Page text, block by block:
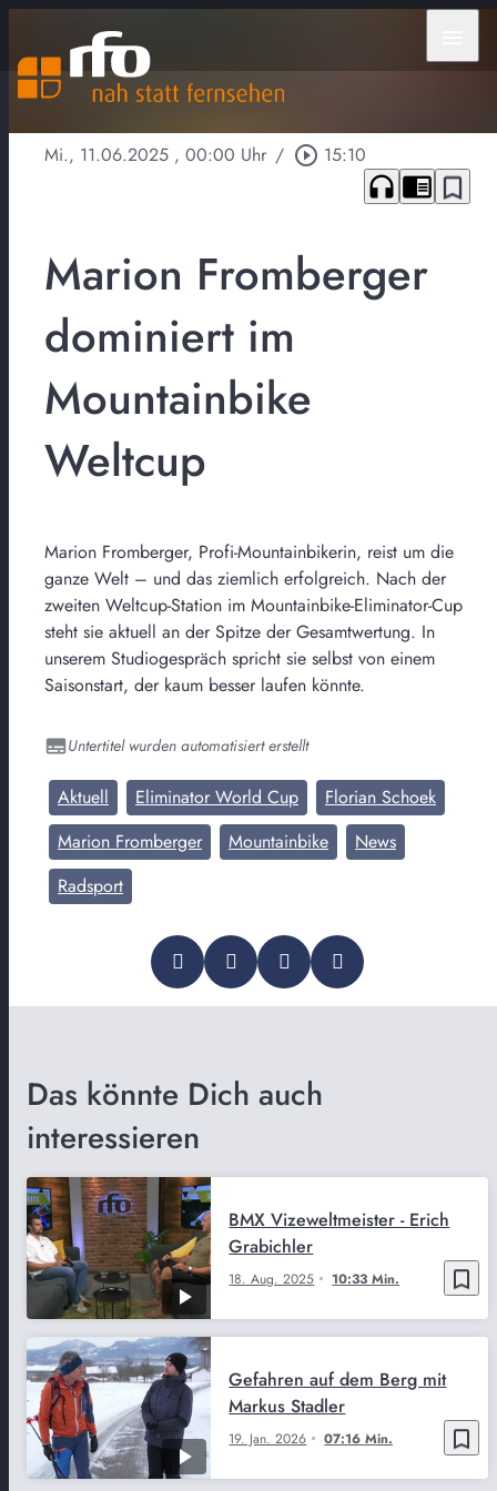
Mi., 11.06.2025 , 00:00 Uhr / play_circle_outline 15:10
headphones chrome_reader_mode bookmark_border
Marion Fromberger
dominiert im
Mountainbike
Weltcup
Marion Fromberger, Profi-Mountainbikerin, reist um die
ganze Welt – und das ziemlich erfolgreich. Nach der
zweiten Weltcup-Station im Mountainbike-Eliminator-Cup
steht sie aktuell an der Spitze der Gesamtwertung. In
unserem Studiogespräch spricht sie selbst von einem
Saisonstart, der kaum besser laufen könnte.
Untertitel wurden automatisiert erstellt
Aktuell Eliminator World Cup
Florian Schoek
Marion Fromberger
Mountainbike
News
Radsport
Das könnte Dich auch
interessieren
bookmark_border
18. Aug. 2025 10:33 Min.
BMX Vizeweltmeister - Erich
Grabichler
bookmark_border
19. Jan. 2026 07:16 Min.
Gefahren auf dem Berg mit
Markus Stadler